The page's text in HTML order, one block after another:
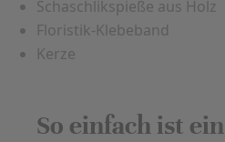
Schaschlikspieße aus Holz
Floristik-Klebeband
Kerze
So einfach ist ein